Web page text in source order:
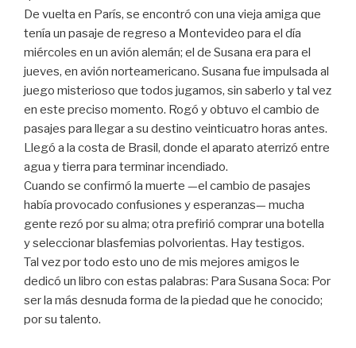
De vuelta en París, se encontró con una vieja amiga que
tenía un pasaje de regreso a Montevideo para el día
miércoles en un avión alemán; el de Susana era para el
jueves, en avión norteamericano. Susana fue impulsada al
juego misterioso que todos jugamos, sin saberlo y tal vez
en este preciso momento. Rogó y obtuvo el cambio de
pasajes para llegar a su destino veinticuatro horas antes.
Llegó a la costa de Brasil, donde el aparato aterrizó entre
agua y tierra para terminar incendiado.
Cuando se confirmó la muerte —el cambio de pasajes
había provocado confusiones y esperanzas— mucha
gente rezó por su alma; otra prefirió comprar una botella
y seleccionar blasfemias polvorientas. Hay testigos.
Tal vez por todo esto uno de mis mejores amigos le
dedicó un libro con estas palabras: Para Susana Soca: Por
ser la más desnuda forma de la piedad que he conocido;
por su talento.